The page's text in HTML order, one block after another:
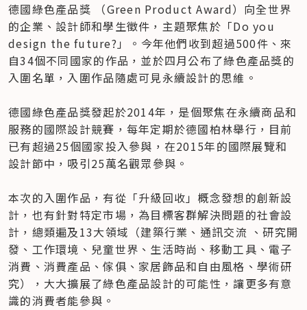
德國綠色產品獎 （Green Product Award）向全世界
的企業、設計師和學生徵件，主題聚焦於「Do you
design the future?」。今年他們收到超過500件、來
自34個不同國家的作品，並於四月公布了綠色產品獎的
入圍名單，入圍作品隨處可見永續設計的思維。
德國綠色產品獎發起於2014年，是個聚焦在永續商品和
服務的國際設計競賽，每年定期於德國柏林舉行，目前
已有超過25個國家投入參與，在2015年的國際展覽和
設計節中，吸引25萬名觀眾參與。
本次的入圍作品，有從「升級回收」概念發想的創新設
計，也有針對特定市場，為目標客群解決問題的社會設
計，總類遍及13大領域（建築行業、通訊交流 、研究開
發、工作環境、兒童世界、生活時尚、移動工具、電子
消費、消費產品、傢俱、家居飾品和自由風格、學術研
究），大大擴展了綠色產品設計的可能性，讓更多有意
識的消費者能參與。